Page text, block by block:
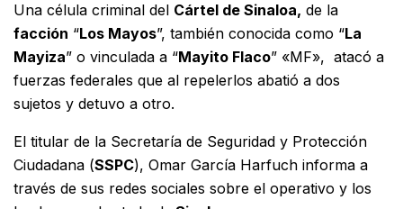
Una célula criminal del Cártel de Sinaloa, de la
facción “Los Mayos”, también conocida como “La
Mayiza” o vinculada a “Mayito Flaco” «MF», atacó a
fuerzas federales que al repelerlos abatió a dos
sujetos y detuvo a otro.
El titular de la Secretaría de Seguridad y Protección
Ciudadana (SSPC), Omar García Harfuch informa a
través de sus redes sociales sobre el operativo y los